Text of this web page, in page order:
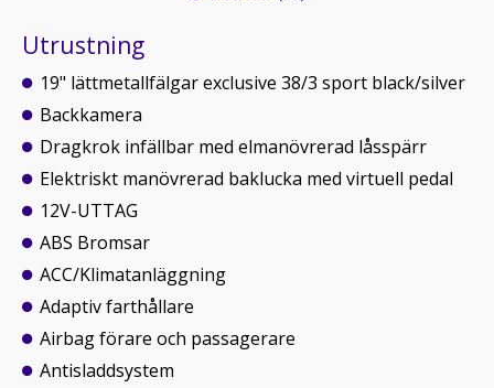
Utrustning
19" lättmetallfälgar exclusive 38/3 sport black/silver
Backkamera
Dragkrok infällbar med elmanövrerad låsspärr
Elektriskt manövrerad baklucka med virtuell pedal
12V-UTTAG
ABS Bromsar
ACC/Klimatanläggning
Adaptiv farthållare
Airbag förare och passagerare
Antisladdsystem